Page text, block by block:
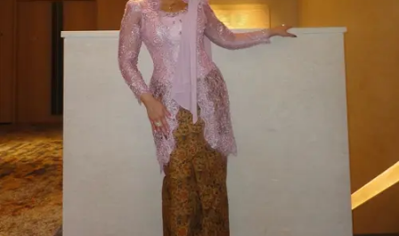
Share to others
Pinterest
Mail